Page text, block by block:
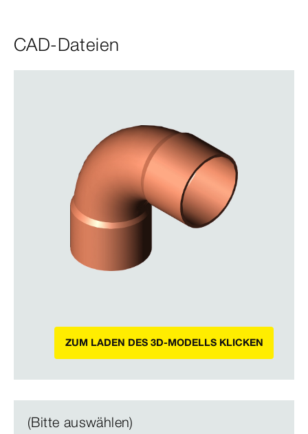
CAD-Dateien
ZUM LADEN DES 3D-MODELLS KLICKEN
(Bitte auswählen)